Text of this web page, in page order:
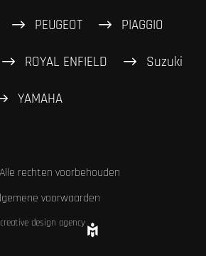
PEUGEOT PIAGGIO
ROYAL ENFIELD Suzuki
YAMAHA
rechten voorbehouden
voorwaarden
design agency